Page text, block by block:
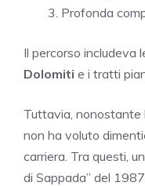
Profonda
Il percorso includeva
Dolomiti e i tratti
Tuttavia, nonostante
non ha voluto
carriera. Tra questi,
di Sappada” del